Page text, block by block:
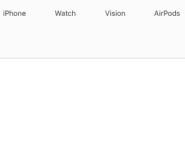
iPhone Watch Vision AirPods